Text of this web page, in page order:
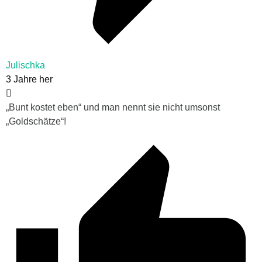
Julischka
3 Jahre her
„Bunt kostet eben“ und man nennt sie nicht umsonst
„Goldschätze“!